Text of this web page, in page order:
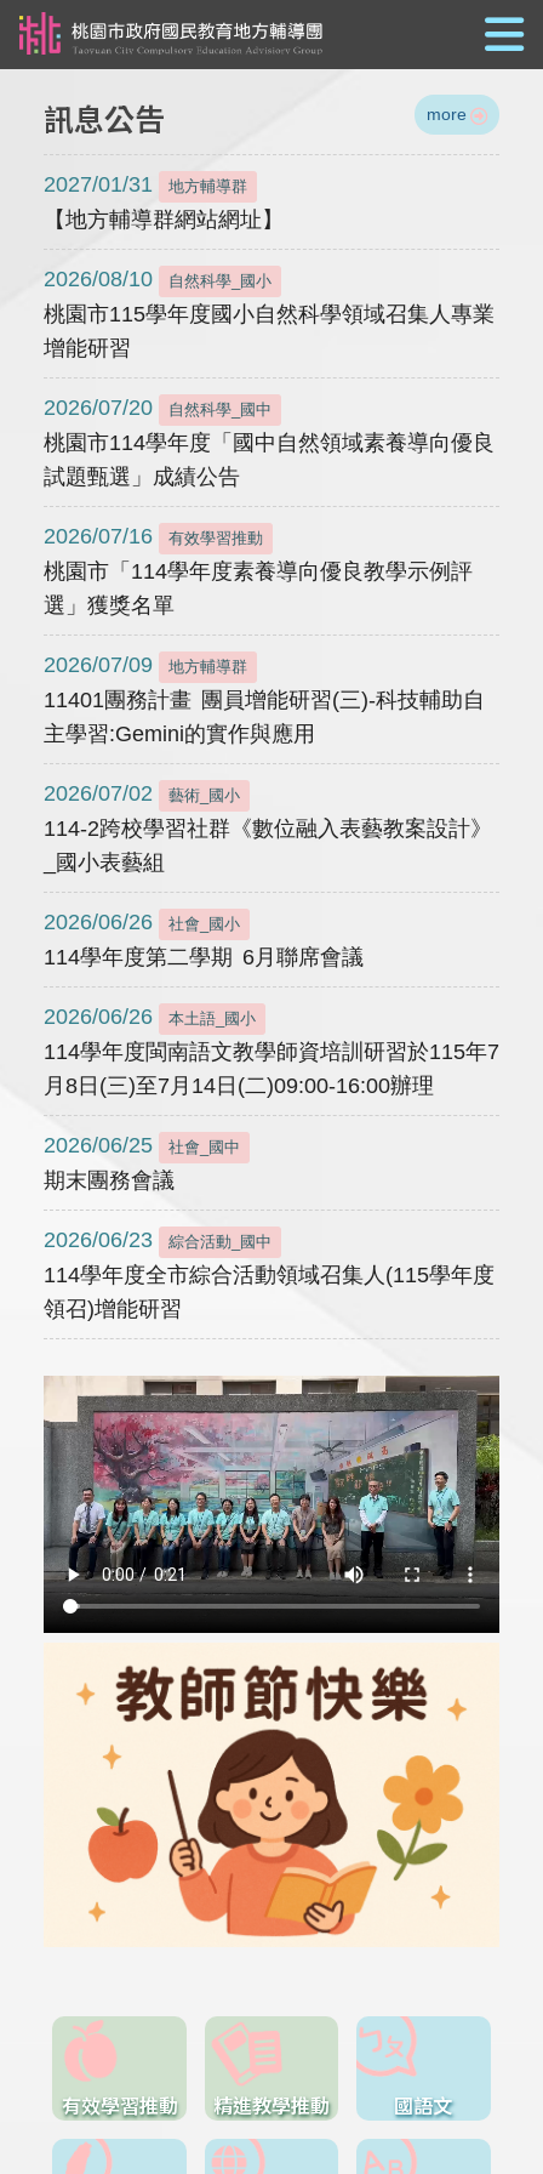
訊息公告 more
2027/01/31 地方輔導群
【地方輔導群網站網址】
2026/08/10 自然科學_國小
桃園市115學年度國小自然科學領域召集人專業
增能研習
2026/07/20 自然科學_國中
桃園市114學年度「國中自然領域素養導向優良
試題甄選」成績公告
2026/07/16 有效學習推動
桃園市「114學年度素養導向優良教學示例評
選」獲獎名單
2026/07/09 地方輔導群
11401團務計畫 團員增能研習(三)-科技輔助自
主學習:Gemini的實作與應用
2026/07/02 藝術_國小
114-2跨校學習社群《數位融入表藝教案設計》
_國小表藝組
2026/06/26 社會_國小
114學年度第二學期 6月聯席會議
2026/06/26 本土語_國小
114學年度閩南語文教學師資培訓研習於115年7
月8日(三)至7月14日(二)09:00-16:00辦理
2026/06/25 社會_國中
期末團務會議
2026/06/23 綜合活動_國中
114學年度全市綜合活動領域召集人(115學年度
領召)增能研習
有效學習推動 精進教學推動 國語文